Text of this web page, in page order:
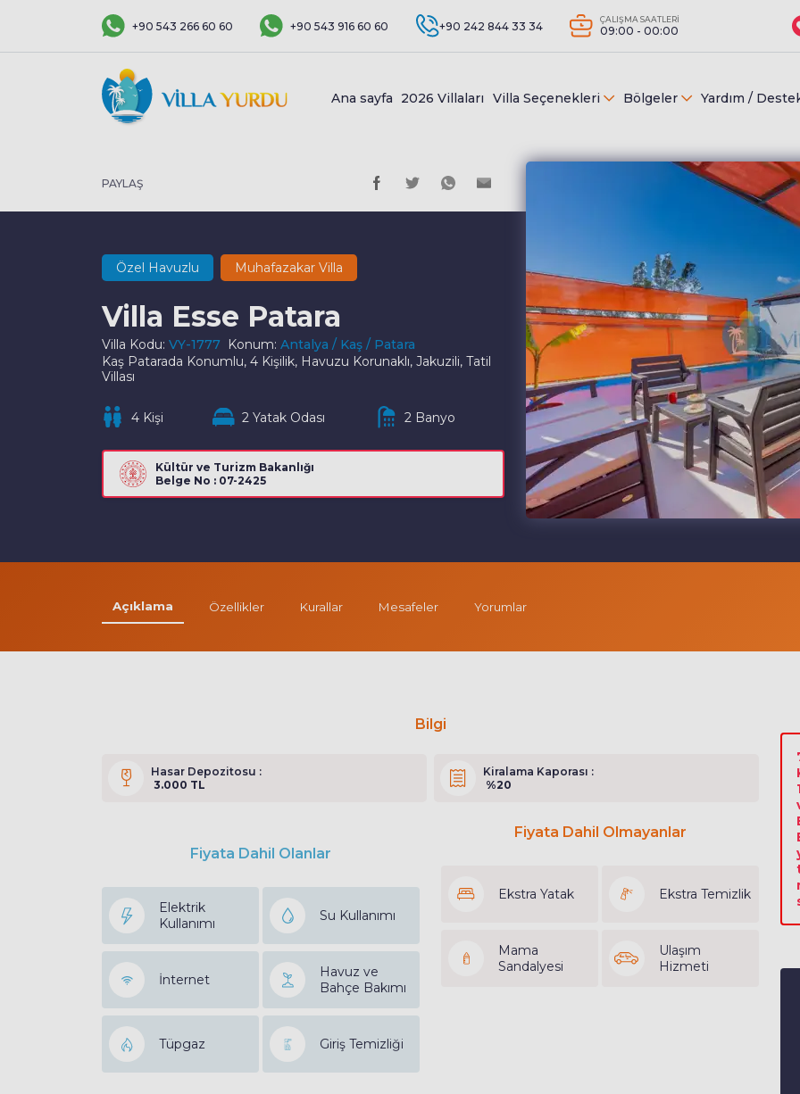
+90 543 266 60 60 +90 543 916 60 60 +90 242 844 33 34 ÇALIŞMA SAATLERİ
09:00 - 00:00
Ana sayfa 2026 Villaları Villa Seçenekleri Bölgeler Yardım /
PAYLAŞ
Özel Havuzlu Muhafazakar Villa
Villa Esse Patara
Villa Kodu: VY-1777 Konum: Antalya / Kaş / Patara
Kaş Patarada Konumlu, 4 Kişilik, Havuzu Korunaklı, Jakuzili, Tatil
Villası
4 Kişi 2 Yatak Odası 2 Banyo
Kültür ve Turizm Bakanlığı
Belge No : 07-2425
Açıklama Özellikler Kurallar Mesafeler Yorumlar
Bilgi
Hasar Depozitosu :
3.000 TL
Kiralama Kaporası :
%20
Fiyata Dahil Olanlar
Elektrik
Kullanımı
Su Kullanımı
İnternet
Havuz ve
Bahçe Bakımı
Tüpgaz Giriş Temizliği
Fiyata Dahil Olmayanlar
Ekstra Yatak Ekstra Temizlik
Mama
Sandalyesi
Ulaşım
Hizmeti